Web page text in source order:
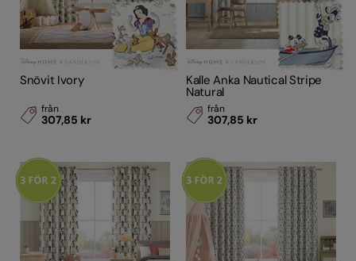
Snövit Ivory
från
307,85 kr
Kalle Anka Nautical Stripe
Natural
från
307,85 kr